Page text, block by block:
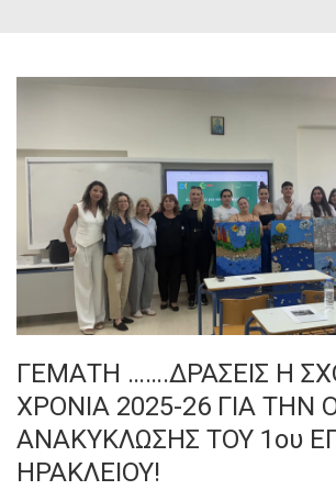
ΓΕΜΑΤΗ …….ΔΡΑΣΕΙΣ Η
ΧΡΟΝΙΑ 2025-26 ΓΙΑ
ΑΝΑΚΥΚΛΩΣΗΣ ΤΟΥ 1ου
ΗΡΑΚΛΕΙΟΥ!